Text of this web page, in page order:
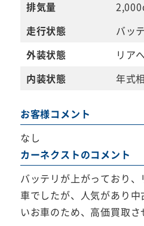
排気量
走行状態
バッ
外装状態
リア
内装状態
年式
お客様コメント
なし
カーネクストのコメント
バッテリが上がっており
車でしたが、人気があり
いお車のため、高価買取さ